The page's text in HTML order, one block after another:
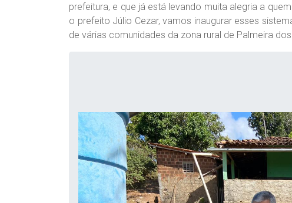
prefeitura, e que já está levando muita alegria a
o prefeito Júlio Cezar, vamos inaugurar esses
de várias comunidades da zona rural de Palmeira